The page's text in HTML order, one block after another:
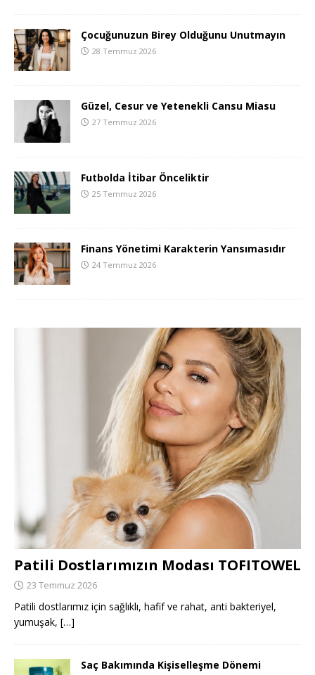
Çocuğunuzun Birey Olduğunu Unutmayın
28 Temmuz 2026
Güzel, Cesur ve Yetenekli Cansu Miasu
27 Temmuz 2026
Futbolda İtibar Önceliktir
25 Temmuz 2026
Finans Yönetimi Karakterin Yansımasıdır
24 Temmuz 2026
Patili Dostlarımızın Modası TOFITOWEL
23 Temmuz 2026
Patili dostlarımız için sağlıklı, hafif ve rahat, anti bakteriyel,
yumuşak, […]
Saç Bakımında Kişiselleşme Dönemi